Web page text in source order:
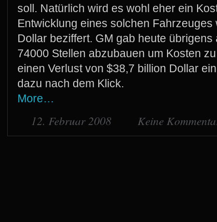
soll. Natürlich wird es wohl eher ein
Entwicklung eines solchen Fahrzeuges
Dollar beziffert. GM gab heute
74000 Stellen abzubauen um Kosten
einen Verlust von $38,7 billion Dollar
dazu nach dem Klick.
More…
12. Februar 2008 Keine